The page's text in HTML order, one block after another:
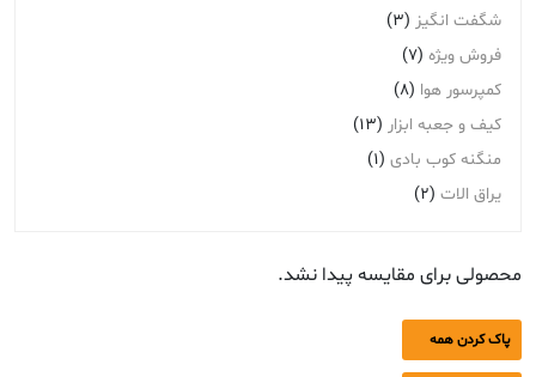
شگفت انگیز (3)
فروش ویژه (7)
کمپرسور هوا (8)
کیف و جعبه ابزار (13)
منگنه کوب بادی (1)
یراق الات (2)
محصولی برای مقایسه پیدا نشد.
پاک کردن همه